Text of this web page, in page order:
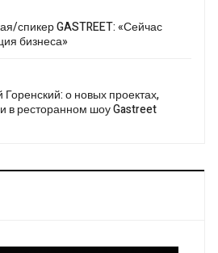
спикер GASTREET: «Сейчас
бизнеса»
Горенский: о новых проектах,
в ресторанном шоу Gastreet